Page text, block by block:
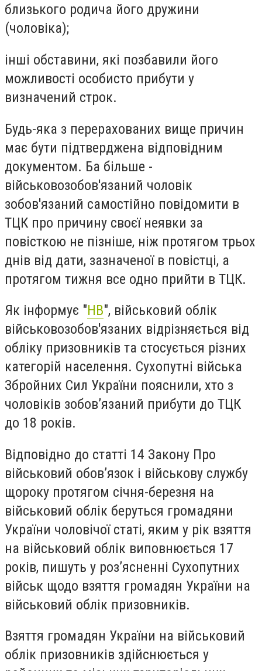
близького родича його дружини
(чоловіка);
інші обставини, які позбавили його
можливості особисто прибути у
визначений строк.
Будь-яка з перерахованих вище причин
має бути підтверджена відповідним
документом. Ба більше -
військовозобов'язаний чоловік
зобов'язаний самостійно повідомити в
ТЦК про причину своєї неявки за
повісткою не пізніше, ніж протягом трьох
днів від дати, зазначеної в повістці, а
протягом тижня все одно прийти в ТЦК.
Як інформує "НВ", військовий облік
військовозобов'язаних відрізняється від
обліку призовників та стосується різних
категорій населення. Сухопутні війська
Збройних Сил України пояснили, хто з
чоловіків зобов’язаний прибути до ТЦК
до 18 років.
Відповідно до статті 14 Закону Про
військовий обов’язок і військову службу
щороку протягом січня-березня на
військовий облік беруться громадяни
України чоловічої статі, яким у рік взяття
на військовий облік виповнюється 17
років, пишуть у роз’ясненні Сухопутних
військ щодо взяття громадян України на
військовий облік призовників.
Взяття громадян України на військовий
облік призовників здійснюється у